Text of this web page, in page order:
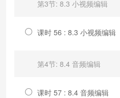
第3节: 8.3 小视频编辑
课时 56 : 8.3 小视频编辑
第4节: 8.4 音频编辑
课时 57 : 8.4 音频编辑